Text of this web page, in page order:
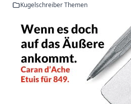
Kugelschreiber Themen